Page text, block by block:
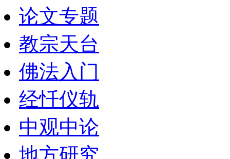
论文专题
教宗天台
佛法入门
经忏仪轨
中观中论